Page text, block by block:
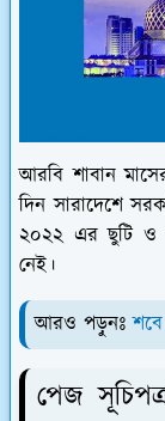
আরবি শাবান
দিন সারাদেশে
২০২২ এর ছুটি ও
নেই।
আরও পড়ুনঃ
পেজ